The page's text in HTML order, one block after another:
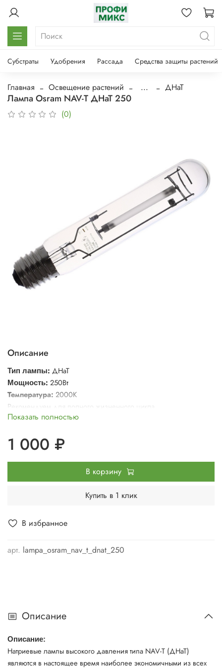
Субстраты Удобрения Рассада Средства защиты растений
Главная Освещение растений ... ДНаТ
Лампа Osram NAV-T ДНаТ 250
(0)
В избранное
арт. lampa_osram_nav_t_dnat_250
Описание
Тип лампы: ДНаТ
Мощность: 250Вт
Температура: 2000К
Рекомендуем для полного жизненного цикла
Показать полностью
1 000 ₽
В корзину
Купить в 1 клик
Описание
Описание:
Натриевые лампы высокого давления типа NAV-T (ДНаТ)
являются в настоящее время наиболее экономичными из всех